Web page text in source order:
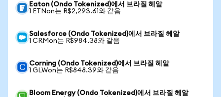
Eaton (Ondo Tokenized)에서 브라질 헤알
1 ETNon는 R$2,293.61와 같음
Salesforce (Ondo Tokenized)에서 브라질 헤알
1 CRMon는 R$984.38와 같음
Corning (Ondo Tokenized)에서 브라질 헤알
1 GLWon는 R$848.39와 같음
Bloom Energy (Ondo Tokenized)에서 브라질 헤알